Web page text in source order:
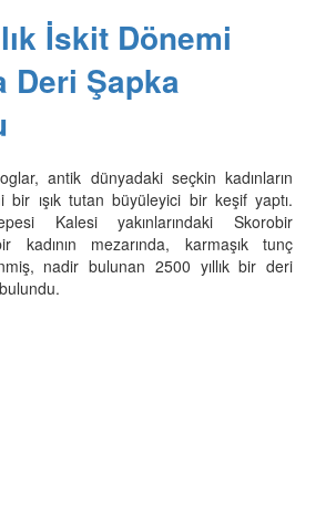
İskit Dönemi
Deri Şapka
antik dünyadaki seçkin kadınların
bir ışık tutan büyüleyici bir keşif yaptı.
Kalesi yakınlarındaki Skorobir
kadının mezarında, karmaşık tunç
nadir bulunan 2500 yıllık bir deri